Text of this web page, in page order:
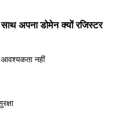
अपना डोमेन क्यों रजिस्टर
आवश्यकता नहीं